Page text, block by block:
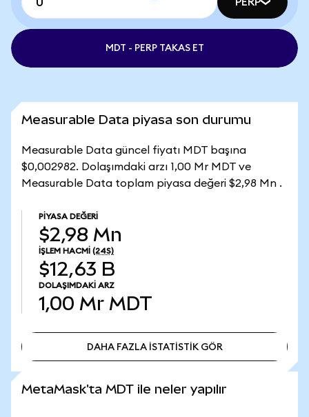
MDT - PERP TAKAS ET
Measurable Data piyasa son durumu
Measurable Data güncel fiyatı MDT başına
$0,002982. Dolaşımdaki arzı 1,00 Mr MDT ve
Measurable Data toplam piyasa değeri $2,98 Mn .
PIYASA DEĞERI
$2,98 Mn
İŞLEM HACMI (24S)
$12,63 B
DOLAŞIMDAKI ARZ
1,00 Mr MDT
DAHA FAZLA İSTATİSTİK GÖR
MetaMask'ta MDT ile neler yapılır